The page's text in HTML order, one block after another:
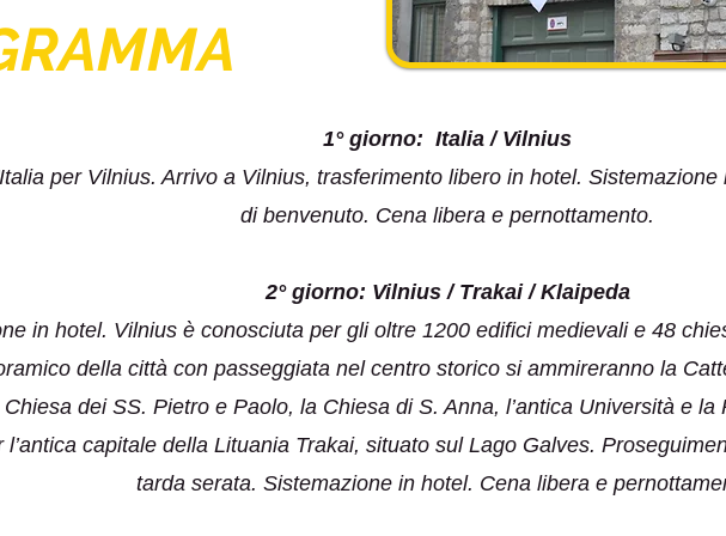
1° giorno: Italia / Vilnius
per Vilnius. Arrivo a Vilnius, trasferimento libero in hotel.
di benvenuto. Cena libera e pernottamento.
2° giorno: Vilnius / Trakai / Klaipeda
in hotel. Vilnius è conosciuta per gli oltre 1200 edifici medievali e 48
della città con passeggiata nel centro storico si ammireranno la
dei SS. Pietro e Paolo, la Chiesa di S. Anna, l’antica Università e la
l’antica capitale della Lituania Trakai, situato sul Lago Galves.
tarda serata. Sistemazione in hotel. Cena libera e